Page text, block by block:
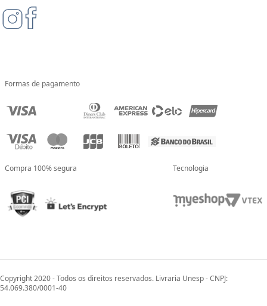
Formas de pagamento
Compra 100% segura Tecnologia
Copyright 2020 - Todos os direitos reservados. Livraria Unesp - CNPJ:
54.069.380/0001-40